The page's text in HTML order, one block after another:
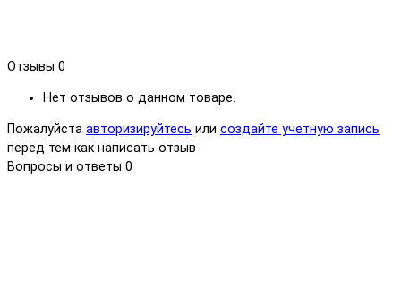
Отзывы 0
Нет отзывов о данном товаре.
Пожалуйста авторизируйтесь или создайте учетную запись
перед тем как написать отзыв
Вопросы и ответы 0